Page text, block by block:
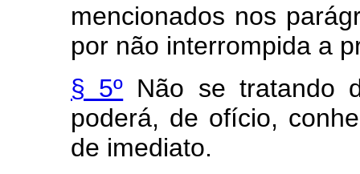
mencionados nos
por não interrompida a
§ 5º Não se tratando
poderá, de ofício,
de imediato.